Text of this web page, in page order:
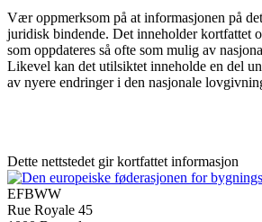
Vær oppmerksom på at informasjonen på
juridisk bindende. Det inneholder kortfattet
som oppdateres så ofte som mulig av
Likevel kan det utilsiktet inneholde en del
av nyere endringer i den nasjonale
Dette nettstedet gir kortfattet informasjon
EFBWW
Rue Royale 45